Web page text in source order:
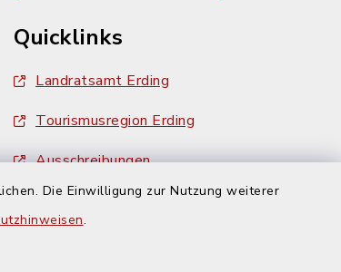
Die Einwilligung zur Nutzung weiterer
.
Quicklinks
Landratsamt Erding
Tourismusregion Erding
Ausschreibungen